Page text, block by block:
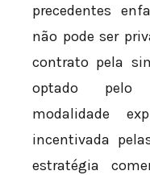
precedentes
não pode ser
contrato pela
optado pelo
modalidade
incentivada
estratégia